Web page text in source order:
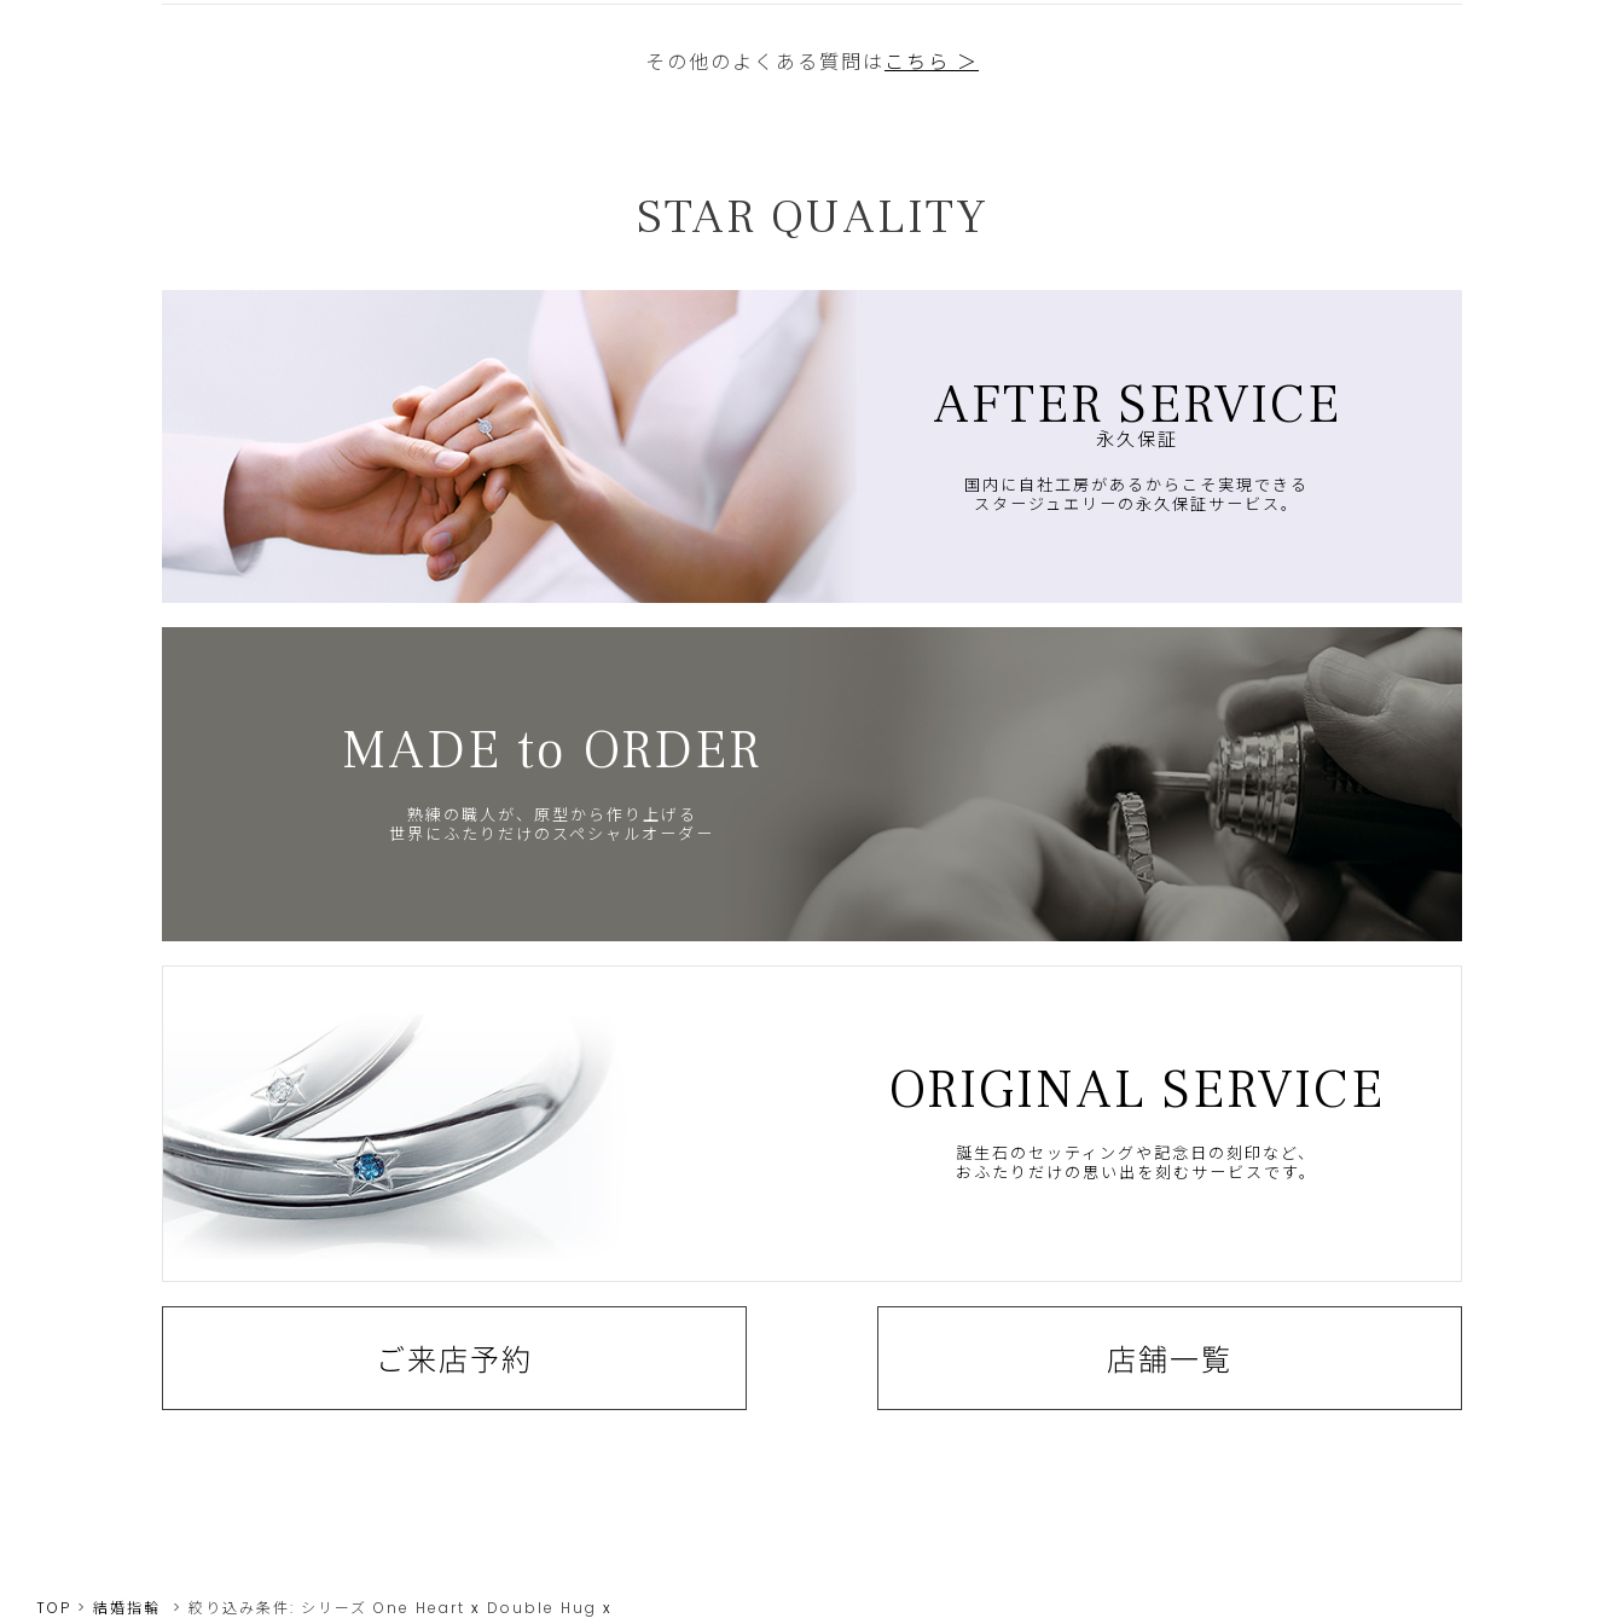
その他のよくある質問は こちら ＞
STAR QUALITY
AFTER SERVICE
永久保証
国内に自社工房があるからこそ実現できる
スタージュエリーの永久保証サービス。
MADE to ORDER
熟練の職人が、原型から作り上げる
世界にふたりだけのスペシャルオーダー
ORIGINAL SERVICE
誕生石のセッティングや記念日の刻印など、
おふたりだけの思い出を刻むサービスです。
ご来店予約 店舗一覧
TOP 結婚指輪 絞り込み条件: シリーズ One Heart x Double Hug x